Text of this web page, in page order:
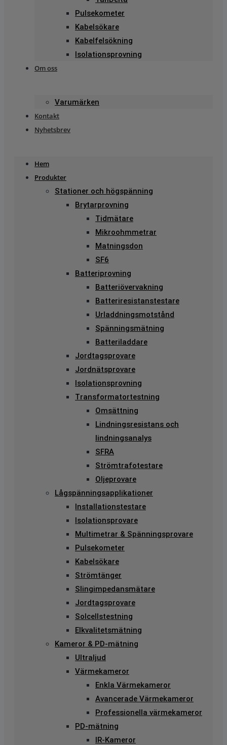
Pulsekometer
Kabelsökare
Kabelfelsökning
Isolationsprovning
Om oss
Varumärken
Kontakt
Nyhetsbrev
Hem
Produkter
Stationer och högspänning
Brytarprovning
Tidmätare
Mikroohmmetrar
Matningsdon
SF6
Batteriprovning
Batteriövervakning
Batteriresistanstestare
Urladdningsmotstånd
Spänningsmätning
Batteriladdare
Jordtagsprovare
Jordnätsprovare
Isolationsprovning
Transformatortestning
Omsättning
Lindningsresistans och
lindningsanalys
SFRA
Strömtrafotestare
Oljeprovare
Lågspänningsapplikationer
Installationstestare
Isolationsprovare
Multimetrar & Spänningsprovare
Pulsekometer
Kabelsökare
Strömtänger
Slingimpedansmätare
Jordtagsprovare
Solcellstestning
Elkvalitetsmätning
Kameror & PD-mätning
Ultraljud
Värmekameror
Enkla Värmekameror
Avancerade Värmekameror
Professionella värmekameror
PD-mätning
IR-Kameror